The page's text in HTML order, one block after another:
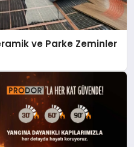
ve Parke Zeminler